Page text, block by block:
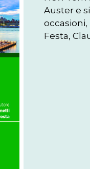
Auster e
Festa,